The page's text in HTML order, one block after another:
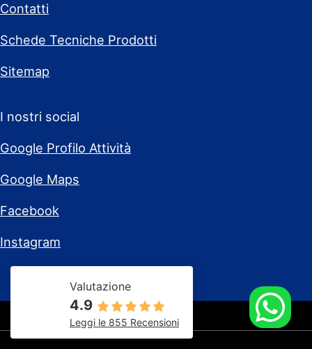
Valutazione
4.9
Leggi le 855 Recensioni
Contatti
Schede Tecniche Prodotti
Sitemap
I nostri social
Google Profilo Attività
Google Maps
Facebook
Instagram